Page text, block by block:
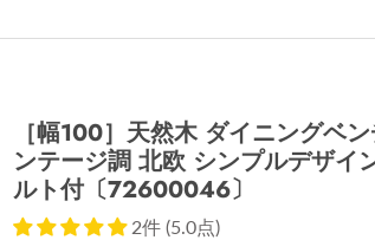
［幅100］天然木 ダイニングベ
ンテージ調 北欧 シンプルデザイ
ルト付〔72600046〕
2件 (5.0点)